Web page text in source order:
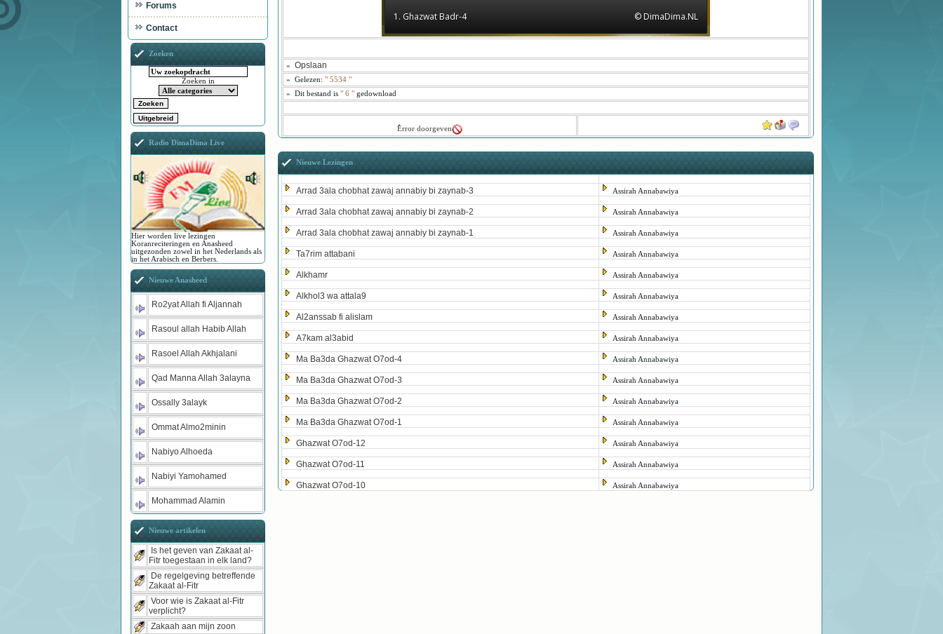
1. Ghazwat Badr-4 © DimaDima.NL
» Opslaan
» Gelezen: " 5534 "
» Dit bestand is " 6 " gedownload
ُError doorgeven
Nieuwe Lezingen
Arrad 3ala chobhat zawaj annabiy bi zaynab-3 Assirah Annabawiya
Arrad 3ala chobhat zawaj annabiy bi zaynab-2 Assirah Annabawiya
Arrad 3ala chobhat zawaj annabiy bi zaynab-1 Assirah Annabawiya
Ta7rim attabani Assirah Annabawiya
Alkhamr Assirah Annabawiya
Alkhol3 wa attala9 Assirah Annabawiya
Al2anssab fi alislam Assirah Annabawiya
A7kam al3abid Assirah Annabawiya
Ma Ba3da Ghazwat O7od-4 Assirah Annabawiya
Ma Ba3da Ghazwat O7od-3 Assirah Annabawiya
Ma Ba3da Ghazwat O7od-2 Assirah Annabawiya
Ma Ba3da Ghazwat O7od-1 Assirah Annabawiya
Ghazwat O7od-12 Assirah Annabawiya
Ghazwat O7od-11 Assirah Annabawiya
Ghazwat O7od-10 Assirah Annabawiya
Forums
Contact
Zoeken
Zoeken in
Radio DimaDima Live
Hier worden live lezingen
Koranreciteringen en Anasheed
uitgezonden zowel in het Nederlands als
in het Arabisch en Berbers.
Nieuwe Anasheed
Ro2yat Allah fi Aljannah
Rasoul allah Habib Allah
Rasoel Allah Akhjalani
Qad Manna Allah 3alayna
Ossally 3alayk
Ommat Almo2minin
Nabiyo Alhoeda
Nabiyi Yamohamed
Mohammad Alamin
Nieuwe artikelen
Is het geven van Zakaat al-
Fitr toegestaan in elk land?
De regelgeving betreffende
Zakaat al-Fitr
Voor wie is Zakaat al-Fitr
verplicht?
Zakaah aan mijn zoon